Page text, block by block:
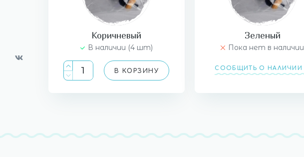
Коричневый
В наличии (4 шт)
В КОРЗИНУ
Зеленый
Пока нет в наличии
СООБЩИТЬ О НАЛИЧИИ